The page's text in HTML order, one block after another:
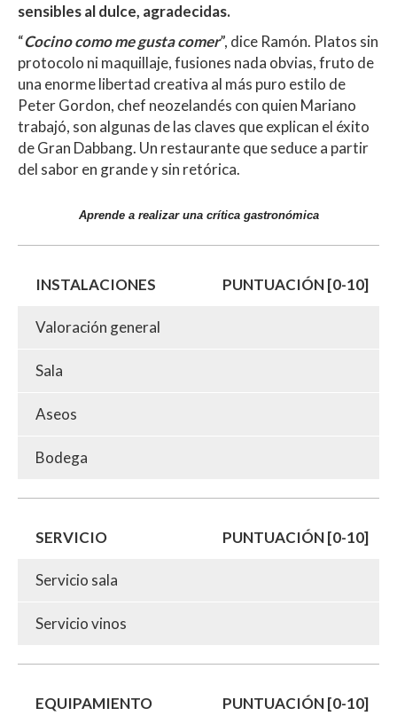
sensibles al dulce, agradecidas.
“Cocino como me gusta comer”, dice Ramón. Platos sin
protocolo ni maquillaje, fusiones nada obvias, fruto de
una enorme libertad creativa al más puro estilo de
Peter Gordon, chef neozelandés con quien Mariano
trabajó, son algunas de las claves que explican el éxito
de Gran Dabbang. Un restaurante que seduce a partir
del sabor en grande y sin retórica.
Aprende a realizar una crítica gastronómica
INSTALACIONES PUNTUACIÓN [0-10]
Valoración general
Sala
Aseos
Bodega
SERVICIO PUNTUACIÓN [0-10]
Servicio sala
Servicio vinos
EQUIPAMIENTO PUNTUACIÓN [0-10]